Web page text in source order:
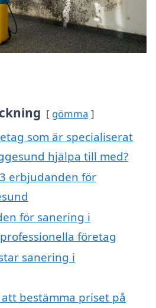
gömma
som är specialiserat
hjälpa till med?
erbjudanden för
för sanering i
företag
sanering i
bestämma priset på